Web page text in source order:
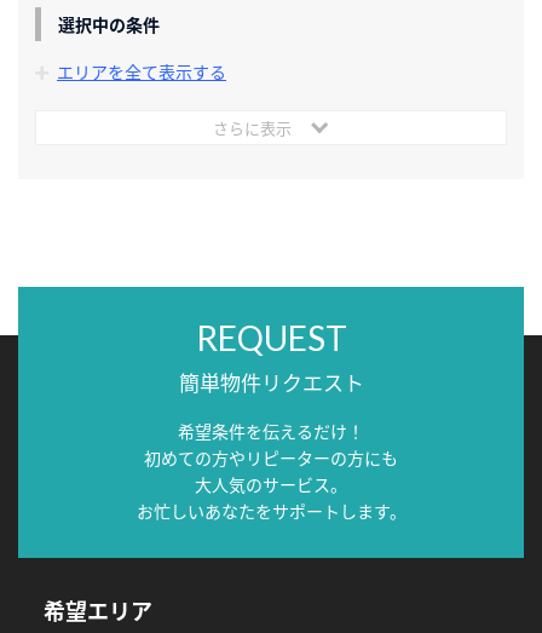
選択中の条件
エリアを全て表示する
さらに表示
REQUEST
簡単物件リクエスト
希望条件を伝えるだけ！
初めての方やリピーターの方にも
大人気のサービス。
お忙しいあなたをサポートします。
希望エリア